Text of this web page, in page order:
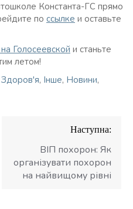
Константа-ГС прямо
по ссылке и оставьте
Голосеевской и станьте
летом!
Здоров'я, Інше, Новини,
Наступна:
ВІП похорон: Як
організувати похорон
на найвищому рівні